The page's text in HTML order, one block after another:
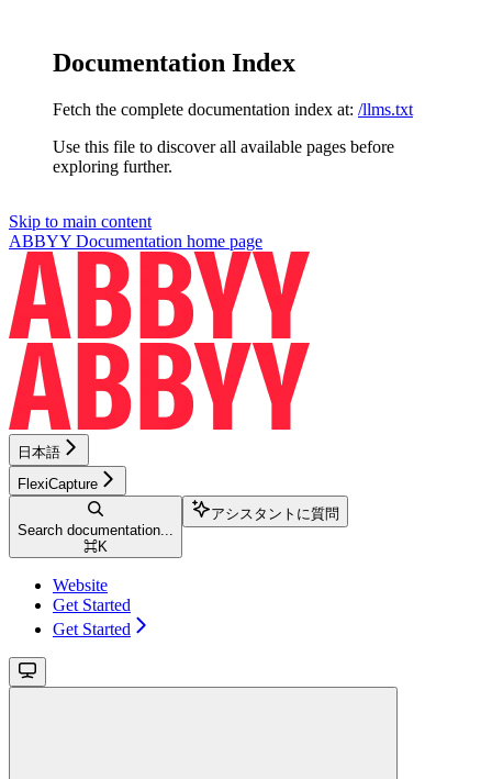
Documentation Index
Fetch the complete documentation index at: /llms.txt
Use this file to discover all available pages before
exploring further.
Skip to main content
ABBYY Documentation home page
日本語
FlexiCapture
Search documentation...
⌘K
アシスタントに質問
Website
Get Started
Get Started